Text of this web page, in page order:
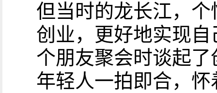
但当时的龙长江，
创业，更好地实现
个朋友聚会时谈起
年轻人一拍即合，